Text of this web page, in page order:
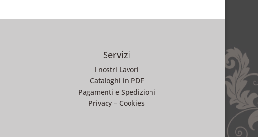
Servizi
I nostri Lavori
Cataloghi in PDF
Pagamenti e Spedizioni
Privacy – Cookies